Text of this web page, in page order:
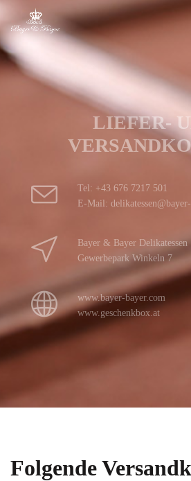
LIEFER-
Tel: +43 676 7217 501
E-Mail:
Bayer & Bayer Delikatessen
Gewerbepark Winkeln 7
www.bayer-bayer.com
www.geschenkbox.at
Folgende